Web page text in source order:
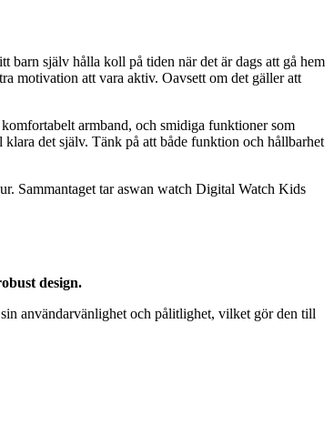
själv hålla koll på tiden när det är dags att gå hem
motivation att vara aktiv. Oavsett om det gäller att
armband, och smidiga funktioner som
det själv. Tänk på att både funktion och hållbarhet
Sammantaget tar aswan watch Digital Watch Kids
design.
användarvänlighet och pålitlighet, vilket gör den till